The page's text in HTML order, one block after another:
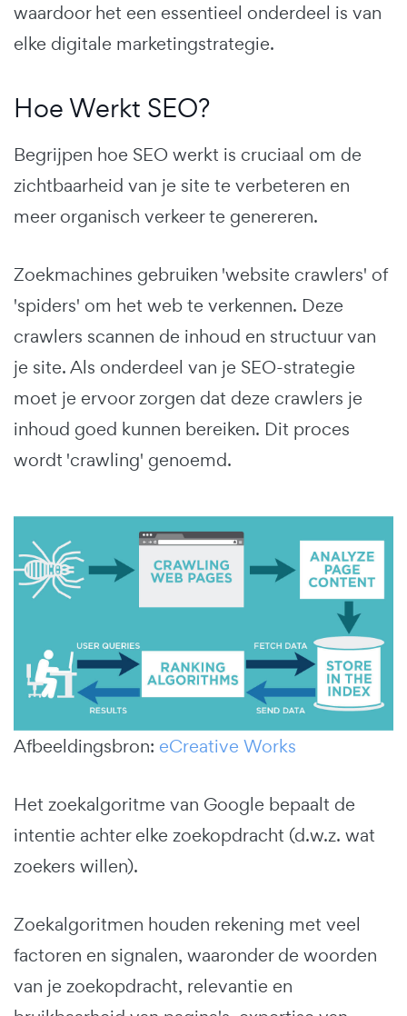
waardoor het een essentieel onderdeel is van
elke digitale marketingstrategie.
Hoe Werkt SEO?
Begrijpen hoe SEO werkt is cruciaal om de
zichtbaarheid van je site te verbeteren en
meer organisch verkeer te genereren.
Zoekmachines gebruiken 'website crawlers' of
'spiders' om het web te verkennen. Deze
crawlers scannen de inhoud en structuur van
je site. Als onderdeel van je SEO-strategie
moet je ervoor zorgen dat deze crawlers je
inhoud goed kunnen bereiken. Dit proces
wordt 'crawling' genoemd.
Afbeeldingsbron: eCreative Works
Het zoekalgoritme van Google bepaalt de
intentie achter elke zoekopdracht (d.w.z. wat
zoekers willen).
Zoekalgoritmen houden rekening met veel
factoren en signalen, waaronder de woorden
van je zoekopdracht, relevantie en